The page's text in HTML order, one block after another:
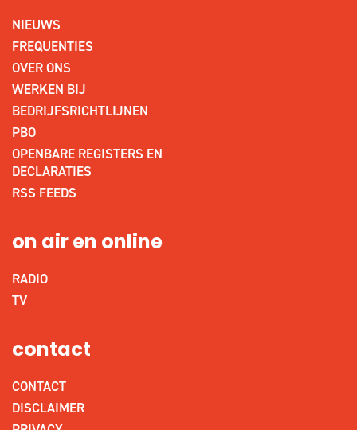
NIEUWS
FREQUENTIES
OVER ONS
WERKEN BIJ
BEDRIJFSRICHTLIJNEN
PBO
OPENBARE REGISTERS EN
DECLARATIES
RSS FEEDS
on air en online
RADIO
TV
contact
CONTACT
DISCLAIMER